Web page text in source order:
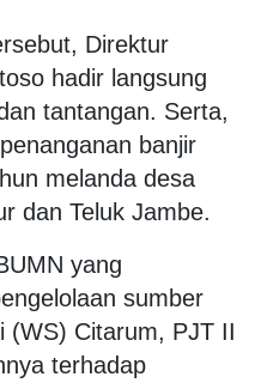
Direktur
hadir langsung
tantangan. Serta,
banjir
melanda desa
dan Teluk Jambe.
yang
sumber
(WS) Citarum, PJT II
terhadap